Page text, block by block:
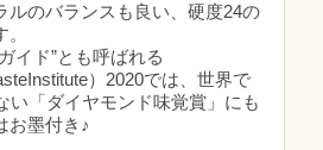
ルのバランスも良い、硬度24の
。
イド”とも呼ばれる
）2020では、世界で
い「ダイヤモンド味覚賞」にも
お墨付き♪